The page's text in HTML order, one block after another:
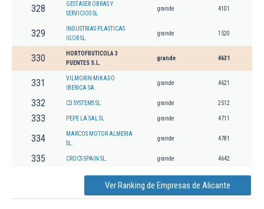
328
GESTASER OBRAS Y
SERVICIOS SL
grande 4101
329
INDUSTRIAS PLASTICAS
IGOR SL
grande 1520
330
HORTOFRUTICOLA 3
PUENTES S.L.
grande 4631
331
VILMORIN-MIKADO
IBERICA SA.
grande 4621
332 C3 SYSTEMS SL grande 2512
333 PEPE LA SAL SL grande 4711
334
MARCOS MOTOR ALMERIA
SL.
grande 4781
335 CROCS SPAIN SL. grande 4642
Ver Ranking de Empresas de Alicante